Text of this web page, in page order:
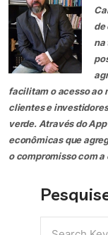
de
na
facilitam o acesso ao
clientes e
verde. Através do
econômicas que
o compromisso com